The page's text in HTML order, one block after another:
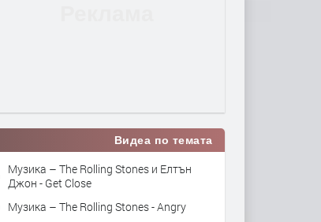
Видеа по темата
Музика – The Rolling Stones и Елтън
Джон - Get Close
Музика – The Rolling Stones - Angry